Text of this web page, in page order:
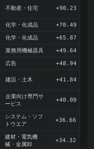
不動産・住宅 +90.23
化学・化成品 +70.49
化学・化成品 +65.87
業務用機械器具 +49.64
広告 +48.94
建設・土木 +41.84
企業向け専門サ
ービス
+40.00
システム・ソフ
トウエア
+36.66
建材・電気機
械・金属卸
+34.32